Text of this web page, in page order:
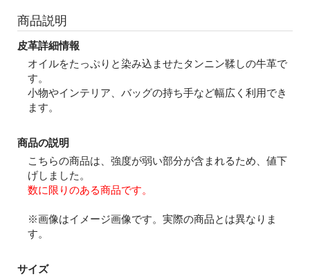
商品説明
皮革詳細情報
オイルをたっぷりと染み込ませたタンニン鞣しの牛革で
す。
小物やインテリア、バッグの持ち手など幅広く利用でき
ます。
商品の説明
こちらの商品は、強度が弱い部分が含まれるため、値下
げしました。
数に限りのある商品です。
※画像はイメージ画像です。実際の商品とは異なりま
す。
サイズ